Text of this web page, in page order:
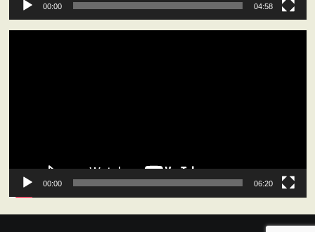
00:00 04:58
00:00 06:20